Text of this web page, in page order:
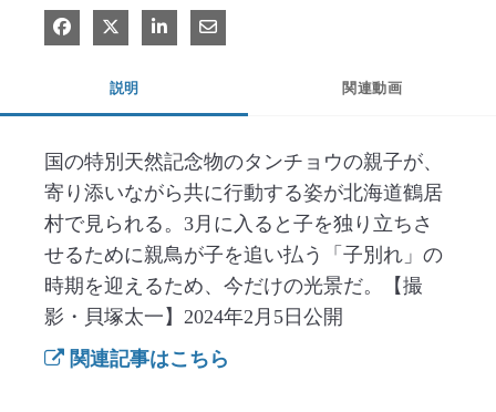
Facebook で共有
Xで共有する
LinkedIn で共有
電子メールで共有
説明 関連動画
国の特別天然記念物のタンチョウの親子が、
寄り添いながら共に行動する姿が北海道鶴居
村で見られる。3月に入ると子を独り立ちさ
せるために親鳥が子を追い払う「子別れ」の
時期を迎えるため、今だけの光景だ。【撮
影・貝塚太一】2024年2月5日公開
関連記事はこちら